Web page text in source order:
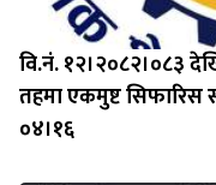
वि.नं. १२।२०८२।०८३
तहमा एकमुष्ट सिफारिस
०४।१६